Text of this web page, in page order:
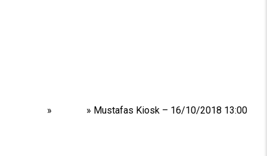
» » Mustafas Kiosk – 16/10/2018 13:00